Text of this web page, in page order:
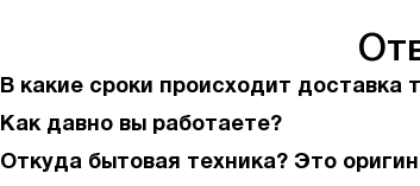
В какие сроки происходит доставка
Как давно вы работаете?
Откуда бытовая техника? Это